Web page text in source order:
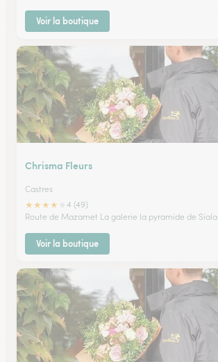
Voir la boutique
Chrisma Fleurs
Castres
★★★★
4 (49)
Route de Mazamet La galerie la pyramide de Siala
Voir la boutique